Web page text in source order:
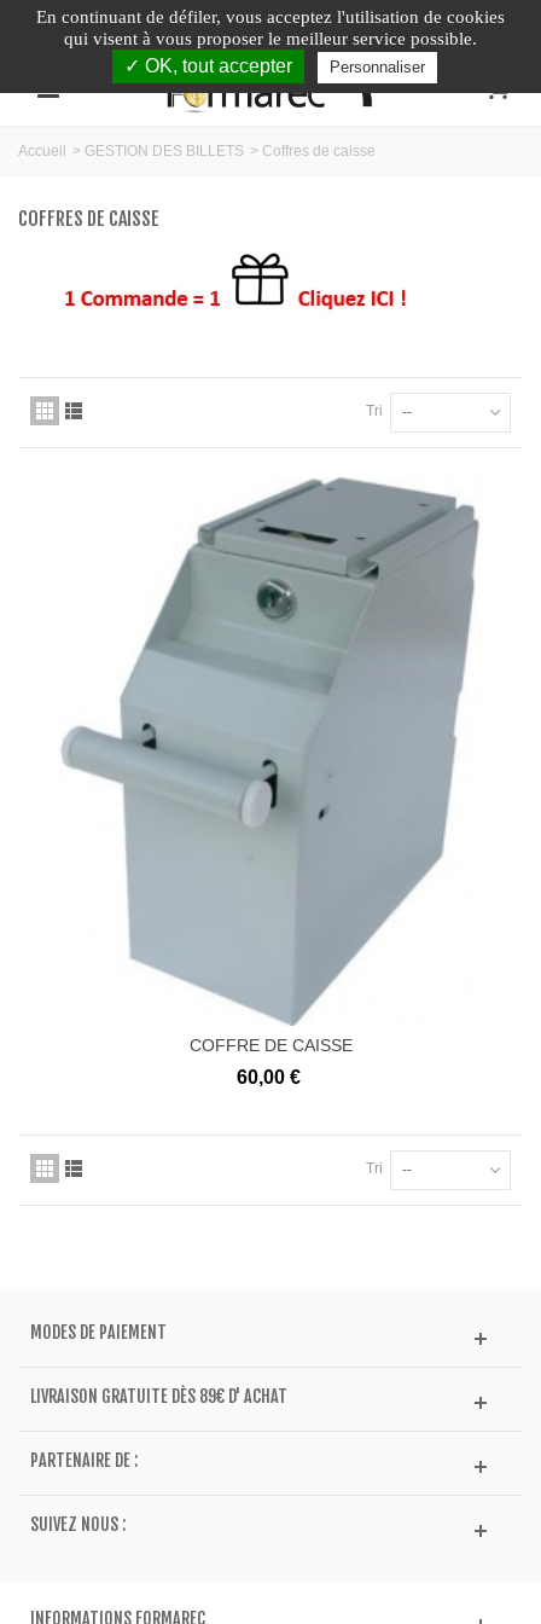
Appelez-nous au :04.74.40.79.95
Accueil > GESTION DES BILLETS > Coffres de caisse
COFFRES DE CAISSE
Tri --
COFFRE DE CAISSE
60,00 €
Tri --
MODES DE PAIEMENT
LIVRAISON GRATUITE DÈS 89€ D' ACHAT
PARTENAIRE DE :
SUIVEZ NOUS :
INFORMATIONS FORMAREC
En continuant de défiler, vous acceptez l'utilisation de cookies
qui visent à vous proposer le meilleur service possible.
✓ OK, tout accepter Personnaliser